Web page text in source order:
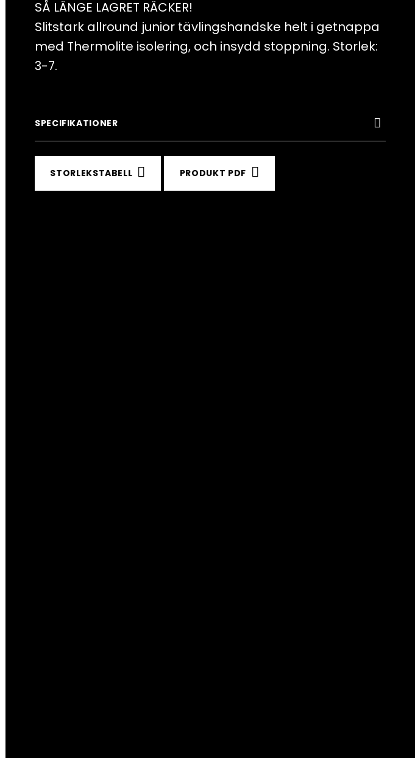
mängd
SÅ LÄNGE LAGRET RÄCKER!
Slitstark allround junior tävlingshandske helt i getnappa
med Thermolite isolering, och insydd stoppning. Storlek:
3-7.
SPECIFIKATIONER
STORLEKSTABELL PRODUKT PDF